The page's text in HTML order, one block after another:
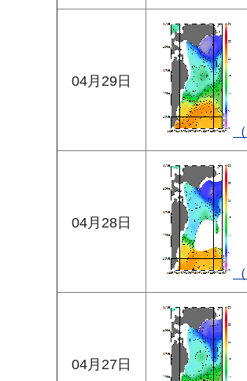
04月29日
04月28日
04月27日